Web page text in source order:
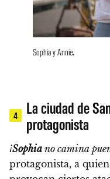
Sophia y Annie.
4
La ciudad de
protagonista
¡Sophia no camina
protagonista, a